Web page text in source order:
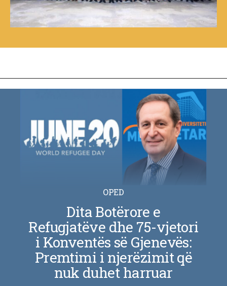
OPED
Dita Botërore e
Refugjatëve dhe 75-vjetori
i Konventës së Gjenevës:
Premtimi i njerëzimit që
nuk duhet harruar